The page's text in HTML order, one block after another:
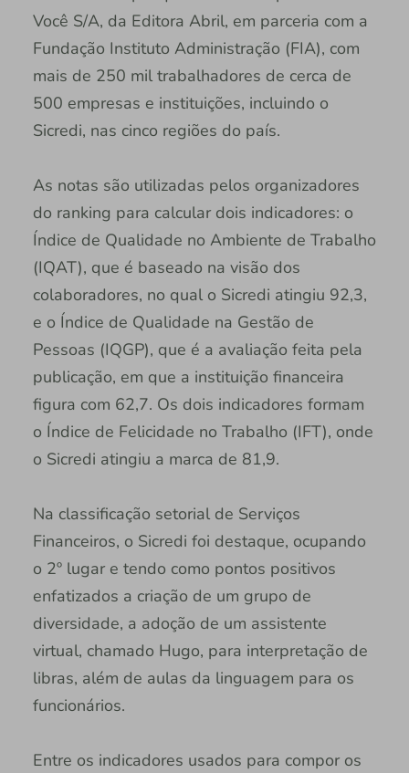
Você S/A, da Editora Abril, em parceria com a
Fundação Instituto Administração (FIA), com
mais de 250 mil trabalhadores de cerca de
500 empresas e instituições, incluindo o
Sicredi, nas cinco regiões do país.
As notas são utilizadas pelos organizadores
do ranking para calcular dois indicadores: o
Índice de Qualidade no Ambiente de Trabalho
(IQAT), que é baseado na visão dos
colaboradores, no qual o Sicredi atingiu 92,3,
e o Índice de Qualidade na Gestão de
Pessoas (IQGP), que é a avaliação feita pela
publicação, em que a instituição financeira
figura com 62,7. Os dois indicadores formam
o Índice de Felicidade no Trabalho (IFT), onde
o Sicredi atingiu a marca de 81,9.
Na classificação setorial de Serviços
Financeiros, o Sicredi foi destaque, ocupando
o 2º lugar e tendo como pontos positivos
enfatizados a criação de um grupo de
diversidade, a adoção de um assistente
virtual, chamado Hugo, para interpretação de
libras, além de aulas da linguagem para os
funcionários.
Entre os indicadores usados para compor os